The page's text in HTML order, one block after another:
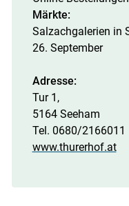
Märkte:
Salzachgalerien in
26. September
Adresse:
Tur 1,
5164 Seeham
Tel. 0680/2166011
www.thurerhof.at